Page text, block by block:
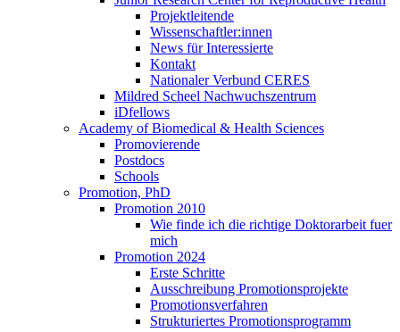
Projektleitende
Wissenschaftler:innen
News für Interessierte
Kontakt
Nationaler Verbund CERES
Mildred Scheel Nachwuchszentrum
iDfellows
Academy of Biomedical & Health Sciences
Promovierende
Postdocs
Schools
Promotion, PhD
Promotion 2010
Wie finde ich die richtige Doktorarbeit fuer
mich
Promotion 2024
Erste Schritte
Ausschreibung Promotionsprojekte
Promotionsverfahren
Strukturiertes Promotionsprogramm